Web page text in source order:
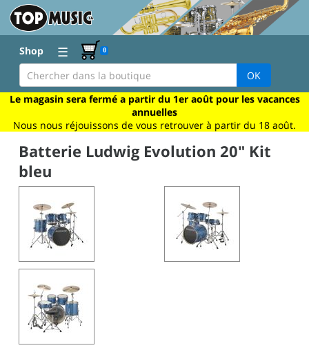
Shop ☰ 0
OK
Le magasin sera fermé a partir du 1er août pour les vacances
annuelles
Nous nous réjouissons de vous retrouver à partir du 18 août.
Batterie Ludwig Evolution 20" Kit
bleu